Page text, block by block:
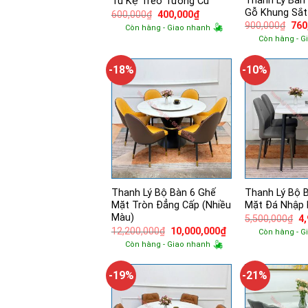
600,000₫ Giá
gốc
là:
400,000₫Giá
hiện
tại
Còn hàng - Giao nhanh
Gỗ Khung Sắt
900,000₫ Giá
gốc
là:
Còn hàng -
-18%
Thanh Lý Bộ Bàn 6 Ghế
Mặt Tròn Đẳng Cấp (Nhiều
Màu)
12,200,000₫ Giá
gốc
là:
10,000,000₫Giá
10,000,000₫.
Còn hàng - Giao nhanh
-10%
Thanh Lý Bộ
Mặt Đá Nhập
5,500,000₫
là:
Còn hàng -
-19% -21%